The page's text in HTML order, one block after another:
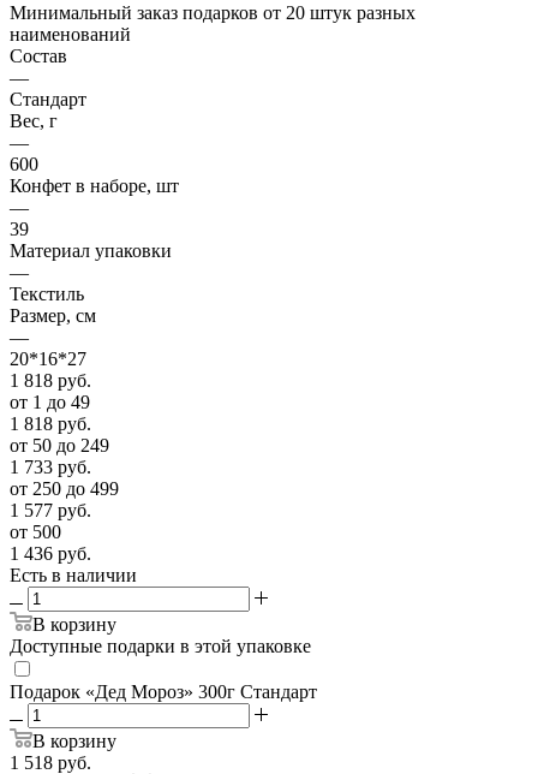
Минимальный заказ подарков от 20 штук разных
наименований
Состав
—
Стандарт
Вес, г
—
600
Конфет в наборе, шт
—
39
Материал упаковки
—
Текстиль
Размер, см
—
20*16*27
1 818 руб.
от 1 до 49
1 818 руб.
от 50 до 249
1 733 руб.
от 250 до 499
1 577 руб.
от 500
1 436 руб.
Есть в наличии
В корзину
Доступные подарки в этой упаковке
Подарок «Дед Мороз» 300г Стандарт
В корзину
1 518 руб.